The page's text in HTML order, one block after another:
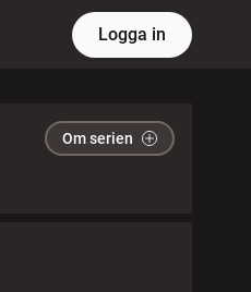
Logga in
Om serien